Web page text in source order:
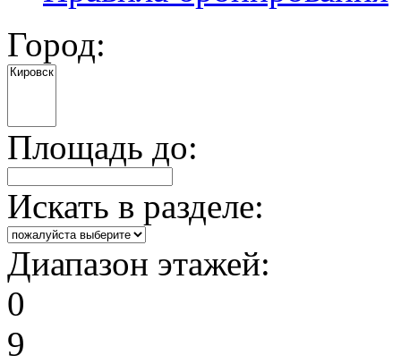
Город:
Площадь до:
Искать в разделе:
Диапазон этажей:
0
9